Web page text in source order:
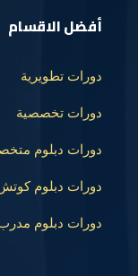
أفضل الاقسام
دورات تطويرية
دورات تخصصية
دورات دبلوم
دورات دبلوم
دورات دبلوم